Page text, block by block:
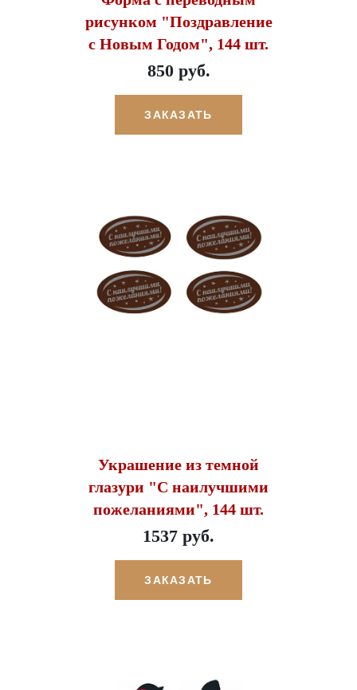
рисунком "Поздравление
с Новым Годом", 144 шт.
850 руб.
ЗАКАЗАТЬ
Украшение из темной
глазури "С наилучшими
пожеланиями", 144 шт.
1537 руб.
ЗАКАЗАТЬ